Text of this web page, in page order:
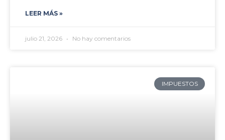
LEER MÁS »
julio 21, 2026 No hay comentarios
IMPUESTOS